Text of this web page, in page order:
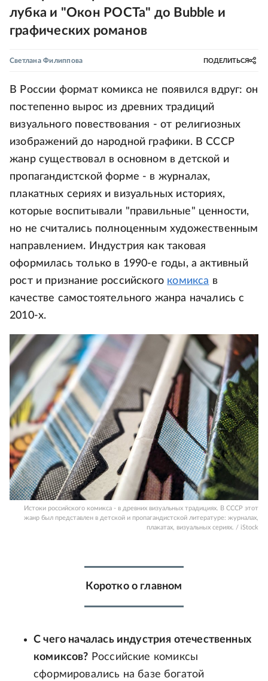
лубка и "Окон РОСТа" до Bubble и
графических романов
Светлана Филиппова ПОДЕЛИТЬСЯ
В России формат комикса не появился вдруг: он
постепенно вырос из древних традиций
визуального повествования - от религиозных
изображений до народной графики. В СССР
жанр существовал в основном в детской и
пропагандистской форме - в журналах,
плакатных сериях и визуальных историях,
которые воспитывали "правильные" ценности,
но не считались полноценным художественным
направлением. Индустрия как таковая
оформилась только в 1990-е годы, а активный
рост и признание российского комикса в
качестве самостоятельного жанра начались с
2010-х.
Истоки российского комикса - в древних визуальных традициях. В СССР этот
жанр был представлен в детской и пропагандистской литературе: журналах,
плакатах, визуальных сериях. / iStock
Коротко о главном
С чего началась индустрия отечественных
комиксов? Российские комиксы
сформировались на базе богатой